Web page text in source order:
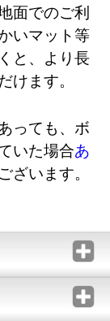
面でのご利
いマット等
と、より長
けます。
っても、ボ
いた場合あ
ざいます。